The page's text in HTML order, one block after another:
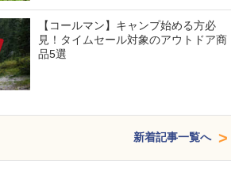
【コールマン】キャンプ始める方必
見！タイムセール対象のアウトドア商
品5選
新着記事一覧へ